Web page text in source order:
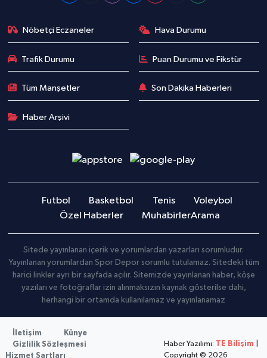
Nöbetçi Eczaneler Hava Durumu
Trafik Durumu Puan Durumu ve Fikstür
Tüm Manşetler Son Dakika Haberleri
Haber Arşivi
Futbol Basketbol Tenis
Voleybol
Özel Haberler
MuhabirlerArama
Sitede yayınlanan içerik ve yorumlardan yazarları sorumludur.
Yayınlanan yorumlardan Spor Depor sorumlu tutulamaz. Sitedeki tüm
harici linkler ayrı bir sayfada açılır. Sitemizde yayınlanan haber, köşe
yazıları ve fotoğraflar izin alınmaksızın kaynak gösterilse dahi,
herhangi bir ortamda kullanılamaz ve yayınlanamaz
İletişim
Künye
Gizlilik Sözleşmesi
Hizmet Şartları
Haber Yazılımı: TE Bilişim
Copyright © 2026